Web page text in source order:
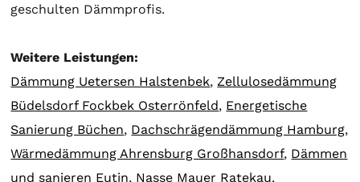
geschulten Dämmprofis.
Weitere Leistungen:
Dämmung Uetersen Halstenbek, Zellulosedämmung
Büdelsdorf Fockbek Osterrönfeld, Energetische
Sanierung Büchen, Dachschrägendämmung Hamburg,
Wärmedämmung Ahrensburg Großhansdorf, Dämmen
und sanieren Eutin, Nasse Mauer Ratekau,